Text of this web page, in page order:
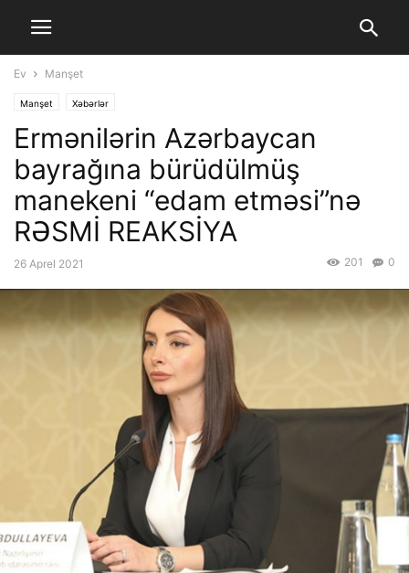
Ev Manşet
Manşet Xəbərlər
Ermənilərin Azərbaycan
bayrağına bürüdülmüş
manekeni “edam etməsi”nə
RƏSMİ REAKSİYA
26 Aprel 2021 0
201